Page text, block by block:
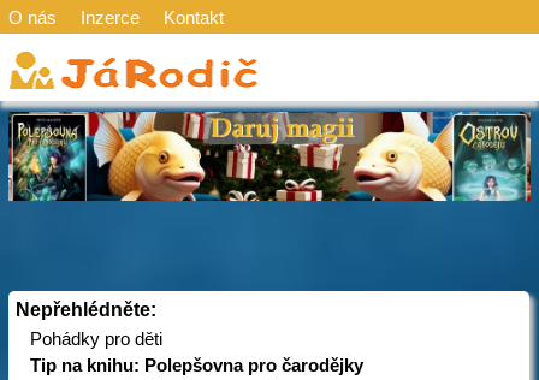
O nás Inzerce Kontakt
Nepřehlédněte:
Pohádky pro děti
Tip na knihu: Polepšovna pro čarodějky